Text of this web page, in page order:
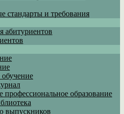
стандарты и требования
абитуриентов
профессиональное образование
выпускников